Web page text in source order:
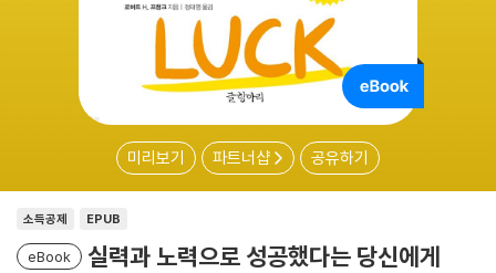
미리보기 파트너샵 공유하기
소득공제 EPUB
eBook 실력과 노력으로 성공했다는 당신에게